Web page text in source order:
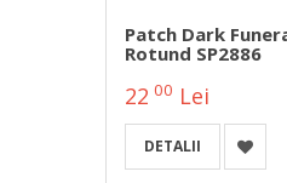
Patch Dark
Rotund SP2886
22 00 Lei
DETALII